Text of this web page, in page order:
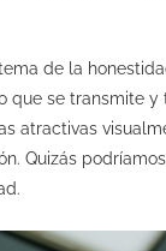
de la
que se transmite
atractivas
Quizás